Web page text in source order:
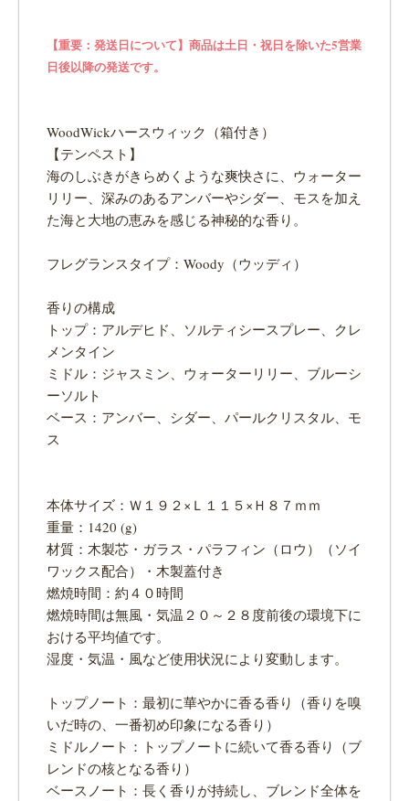
【重要：発送日について】商品は土日・祝日を除いた5営業
日後以降の発送です。
WoodWickハースウィック（箱付き）
【テンペスト】
海のしぶきがきらめくような爽快さに、ウォーター
リリー、深みのあるアンバーやシダー、モスを加え
た海と大地の恵みを感じる神秘的な香り。
フレグランスタイプ：Woody（ウッディ）
香りの構成
トップ：アルデヒド、ソルティシースプレー、クレ
メンタイン
ミドル：ジャスミン、ウォーターリリー、ブルーシ
ーソルト
ベース：アンバー、シダー、パールクリスタル、モ
ス
本体サイズ：Ｗ１９２×Ｌ１１５×Ｈ８７ｍｍ
重量：1420 (g)
材質：木製芯・ガラス・パラフィン（ロウ）（ソイ
ワックス配合）・木製蓋付き
燃焼時間：約４０時間
燃焼時間は無風・気温２０～２８度前後の環境下に
おける平均値です。
湿度・気温・風など使用状況により変動します。
トップノート：最初に華やかに香る香り（香りを嗅
いだ時の、一番初め印象になる香り）
ミドルノート：トップノートに続いて香る香り（ブ
レンドの核となる香り）
ベースノート：長く香りが持続し、ブレンド全体を